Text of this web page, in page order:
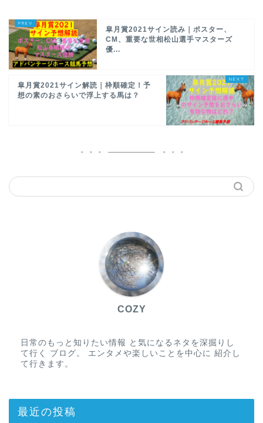
皐月賞2021サイン読み｜ポスター、
CM、重要な世相松山選手マスターズ
優...
皐月賞2021サイン解読｜枠順確定！予
想の素のおさらいで浮上する馬は？
COZY
日常のもっと知りたい情報 と気になるネタを深掘りし
て行く ブログ。 エンタメや楽しいことを中心に 紹介し
て行きます。
最近の投稿